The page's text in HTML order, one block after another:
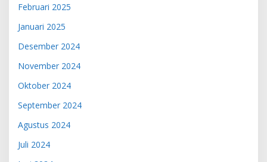
Februari 2025
Januari 2025
Desember 2024
November 2024
Oktober 2024
September 2024
Agustus 2024
Juli 2024